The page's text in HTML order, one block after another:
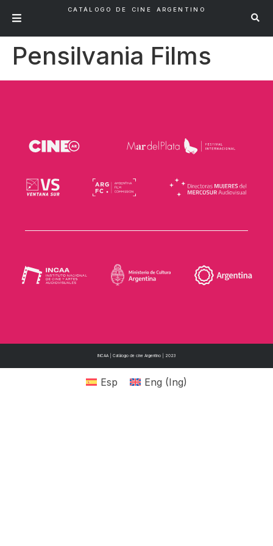
CATÁLOGO DE CINE ARGENTINO
Pensilvania Films
INCAA | Catálogo de cine Argentino | 2023
Esp Eng (Ing)